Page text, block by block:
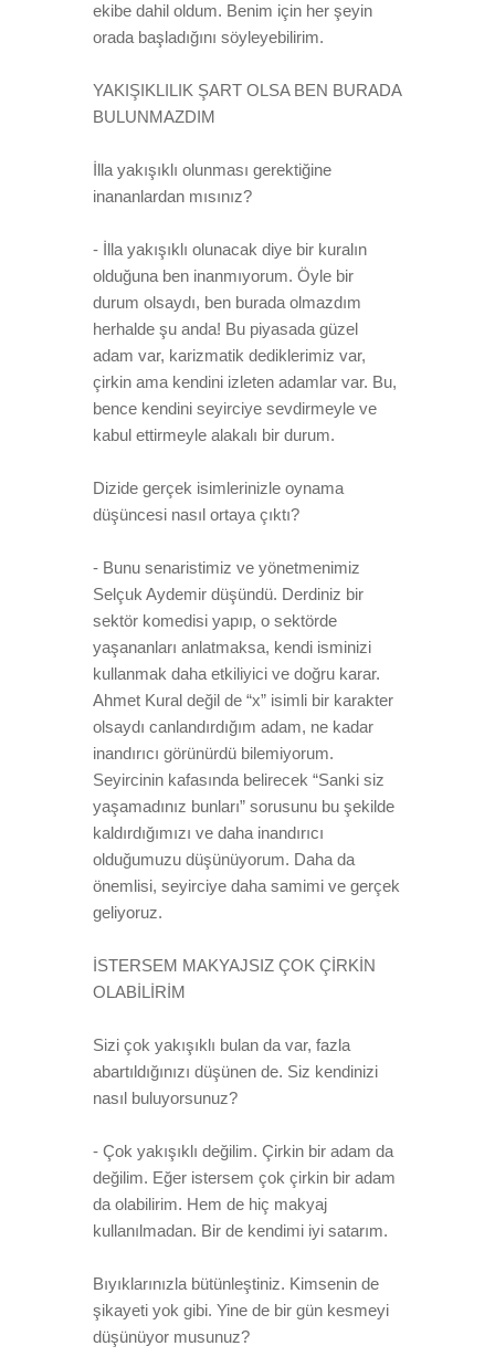
ekibe dahil oldum. Benim için her şeyin
orada başladığını söyleyebilirim.
YAKIŞIKLILIK ŞART OLSA BEN BURADA
BULUNMAZDIM
İlla yakışıklı olunması gerektiğine
inananlardan mısınız?
- İlla yakışıklı olunacak diye bir kuralın
olduğuna ben inanmıyorum. Öyle bir
durum olsaydı, ben burada olmazdım
herhalde şu anda! Bu piyasada güzel
adam var, karizmatik dediklerimiz var,
çirkin ama kendini izleten adamlar var. Bu,
bence kendini seyirciye sevdirmeyle ve
kabul ettirmeyle alakalı bir durum.
Dizide gerçek isimlerinizle oynama
düşüncesi nasıl ortaya çıktı?
- Bunu senaristimiz ve yönetmenimiz
Selçuk Aydemir düşündü. Derdiniz bir
sektör komedisi yapıp, o sektörde
yaşananları anlatmaksa, kendi isminizi
kullanmak daha etkiliyici ve doğru karar.
Ahmet Kural değil de “x” isimli bir karakter
olsaydı canlandırdığım adam, ne kadar
inandırıcı görünürdü bilemiyorum.
Seyircinin kafasında belirecek “Sanki siz
yaşamadınız bunları” sorusunu bu şekilde
kaldırdığımızı ve daha inandırıcı
olduğumuzu düşünüyorum. Daha da
önemlisi, seyirciye daha samimi ve gerçek
geliyoruz.
İSTERSEM MAKYAJSIZ ÇOK ÇİRKİN
OLABİLİRİM
Sizi çok yakışıklı bulan da var, fazla
abartıldığınızı düşünen de. Siz kendinizi
nasıl buluyorsunuz?
- Çok yakışıklı değilim. Çirkin bir adam da
değilim. Eğer istersem çok çirkin bir adam
da olabilirim. Hem de hiç makyaj
kullanılmadan. Bir de kendimi iyi satarım.
Bıyıklarınızla bütünleştiniz. Kimsenin de
şikayeti yok gibi. Yine de bir gün kesmeyi
düşünüyor musunuz?